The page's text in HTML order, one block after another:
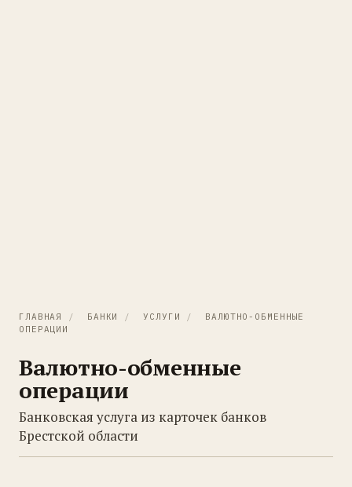
ГЛАВНАЯ / БАНКИ / УСЛУГИ /
ВАЛЮТНО-ОБМЕННЫЕ
ОПЕРАЦИИ
Валютно-обменные
операции
Банковская услуга из карточек банков
Брестской области